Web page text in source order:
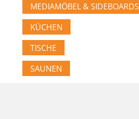
MEDIAMÖBEL & SIDEBOARDS
KÜCHEN
TISCHE
SAUNEN